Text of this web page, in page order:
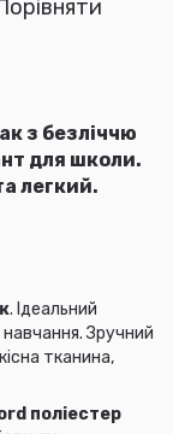
з безліччю
для школи.
легкий.
. Ідеальний
навчання. Зручний
тканина,
поліестер